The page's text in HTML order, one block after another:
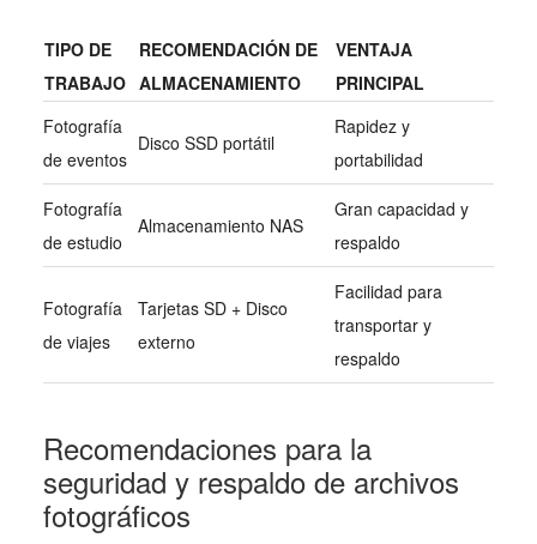
TIPO DE
TRABAJO
RECOMENDACIÓN DE
ALMACENAMIENTO
VENTAJA
PRINCIPAL
Fotografía
de eventos
Disco SSD portátil
Rapidez y
portabilidad
Fotografía
de estudio
Almacenamiento NAS
Gran capacidad y
respaldo
Fotografía
de viajes
Tarjetas SD + Disco
externo
Facilidad para
transportar y
respaldo
Recomendaciones para la
seguridad y respaldo de archivos
fotográficos